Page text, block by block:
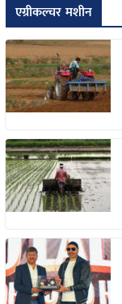
एग्रीकल्चर मशीन